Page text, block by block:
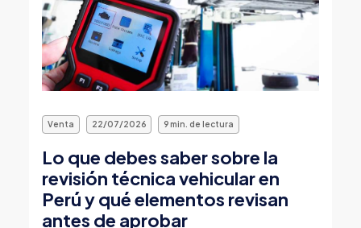
Venta 22/07/2026 9 min. de lectura
Lo que debes saber sobre la
revisión técnica vehicular en
Perú y qué elementos revisan
antes de aprobar